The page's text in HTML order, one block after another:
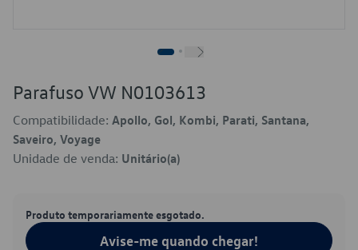
Parafuso VW N0103613
Compatibilidade: Apollo, Gol, Kombi, Parati, Santana,
Saveiro, Voyage
Unidade de venda: Unitário(a)
Produto temporariamente esgotado.
Avise-me quando chegar!